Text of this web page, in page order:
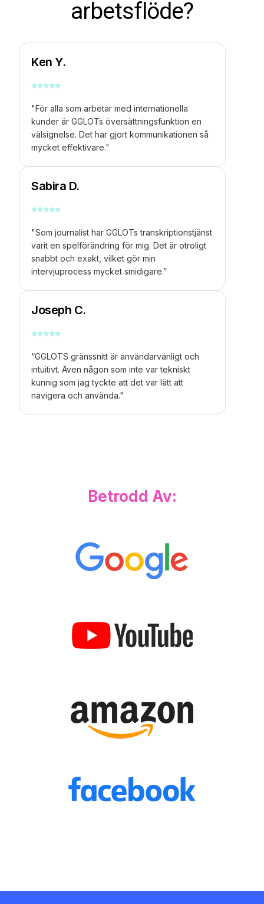
arbetsflöde?
Ken Y.
⭐⭐⭐⭐⭐
"För alla som arbetar med internationella
kunder är GGLOTs översättningsfunktion en
välsignelse. Det har gjort kommunikationen så
mycket effektivare."
Sabira D.
⭐⭐⭐⭐⭐
"Som journalist har GGLOTs transkriptionstjänst
varit en spelförändring för mig. Det är otroligt
snabbt och exakt, vilket gör min
intervjuprocess mycket smidigare.”
Joseph C.
⭐⭐⭐⭐⭐
“GGLOTS gränssnitt är användarvänligt och
intuitivt. Även någon som inte var tekniskt
kunnig som jag tyckte att det var lätt att
navigera och använda."
Betrodd Av: